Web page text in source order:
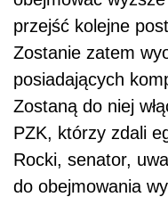
przejść kolejne
Zostanie zatem
posiadających
Zostaną do niej
PZK, którzy zdali
Rocki, senator,
do obejmowania